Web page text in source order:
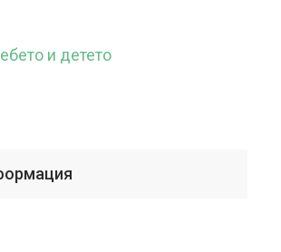
и детето